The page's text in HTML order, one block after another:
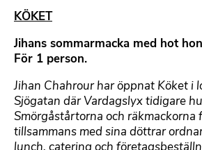
KÖKET
Jihans sommarmacka med hot
För 1 person.
Jihan Chahrour har öppnat Köket i
Sjögatan där Vardagslyx tidigare
Smörgåstårtorna och räkmackorna
tillsammans med sina döttrar
lunch, catering och